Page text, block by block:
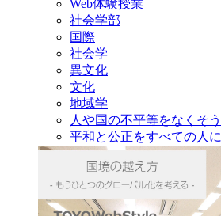
Web体験授業
社会学部
国際
社会学
異文化
文化
地域学
人や国の不平等をなくそう
平和と公正をすべての人に